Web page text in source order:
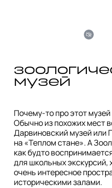
музей
Почему-то про этот музей
Обычно из похожих мест
Дарвиновский музей или
на «Теплом стане». А
как будто
для школьных экскурсий,
очень интересное
историческими залами.